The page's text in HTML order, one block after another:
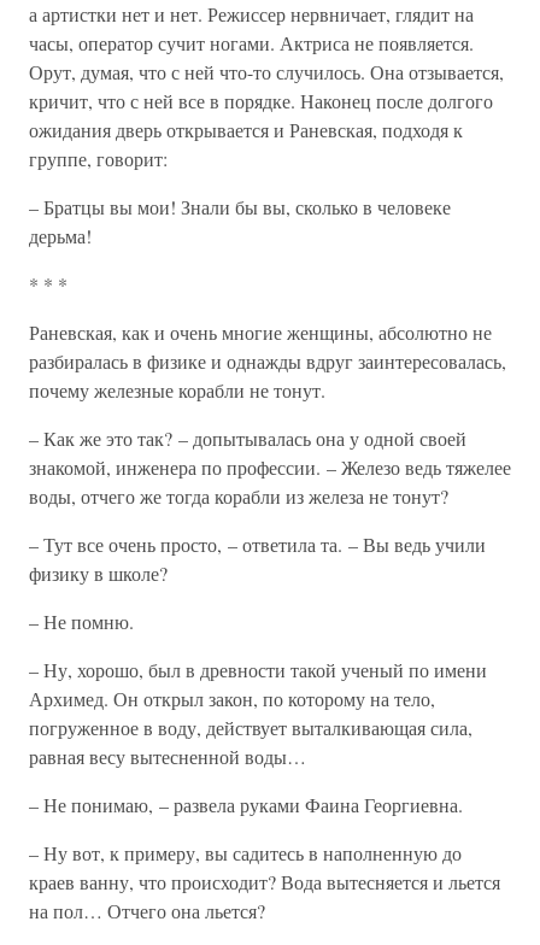
а артистки нет и нет. Режиссер нервничает, глядит на
часы, оператор сучит ногами. Актриса не появляется.
Орут, думая, что с ней что-то случилось. Она отзывается,
кричит, что с ней все в порядке. Наконец после долгого
ожидания дверь открывается и Раневская, подходя к
группе, говорит:
– Братцы вы мои! Знали бы вы, сколько в человеке
дерьма!
* * *
Раневская, как и очень многие женщины, абсолютно не
разбиралась в физике и однажды вдруг заинтересовалась,
почему железные корабли не тонут.
– Как же это так? – допытывалась она у одной своей
знакомой, инженера по профессии. – Железо ведь тяжелее
воды, отчего же тогда корабли из железа не тонут?
– Тут все очень просто, – ответила та. – Вы ведь учили
физику в школе?
– Не помню.
– Ну, хорошо, был в древности такой ученый по имени
Архимед. Он открыл закон, по которому на тело,
погруженное в воду, действует выталкивающая сила,
равная весу вытесненной воды…
– Не понимаю, – развела руками Фаина Георгиевна.
– Ну вот, к примеру, вы садитесь в наполненную до
краев ванну, что происходит? Вода вытесняется и льется
на пол… Отчего она льется?